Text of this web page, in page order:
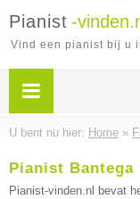
Pianist -
Vind een pianist bij u
U bent nu hier: Home »
Pianist Bantega
Pianist-vinden.nl bevat